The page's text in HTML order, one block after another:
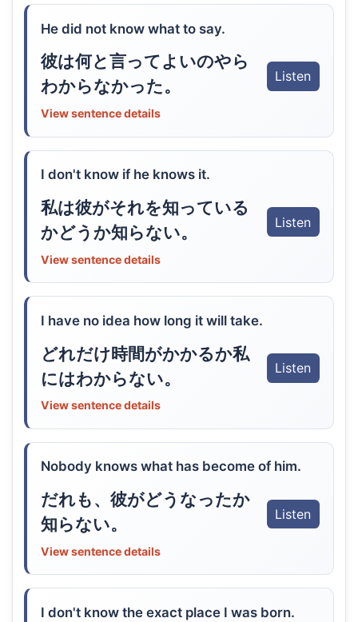
He did not know what to say.
彼は何と言ってよいのやら
わからなかった。
Listen
View sentence details
I don't know if he knows it.
私は彼がそれを知っている
かどうか知らない。
Listen
View sentence details
I have no idea how long it will take.
どれだけ時間がかかるか私
にはわからない。
Listen
View sentence details
Nobody knows what has become of him.
だれも、彼がどうなったか
知らない。
Listen
View sentence details
I don't know the exact place I was born.